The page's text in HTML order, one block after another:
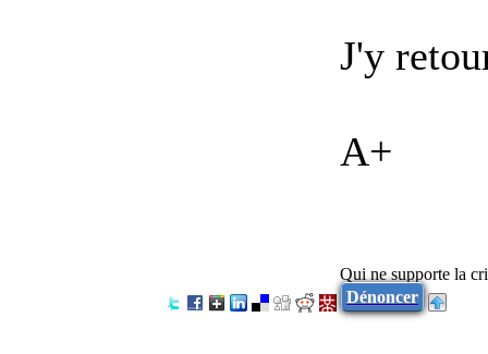
J'y
A+
Qui ne supporte la
Dénoncer